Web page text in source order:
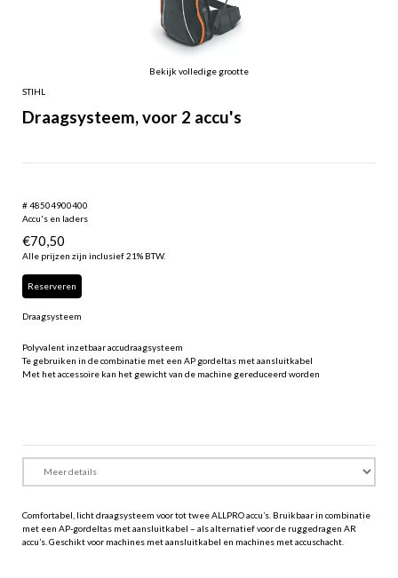
Bekijk volledige grootte
STIHL
Draagsysteem, voor 2 accu's
# 48504900400
Accu's en laders
€70,50
Alle prijzen zijn inclusief 21% BTW.
Reserveren
Draagsysteem
Polyvalent inzetbaar accudraagsysteem
Te gebruiken in de combinatie met een AP gordeltas met aansluitkabel
Met het accessoire kan het gewicht van de machine gereduceerd worden
Comfortabel, licht draagsysteem voor tot twee ALLPRO accu’s. Bruikbaar in combinatie
met een AP-gordeltas met aansluitkabel – als alternatief voor de ruggedragen AR
accu’s. Geschikt voor machines met aansluitkabel en machines met accuschacht.